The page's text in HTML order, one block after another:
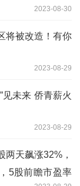
2023-08-30
将被改造！有你
2023-08-29
见未来 侨青薪火
2023-08-29
两天飙涨32%，
5股前瞻市盈率